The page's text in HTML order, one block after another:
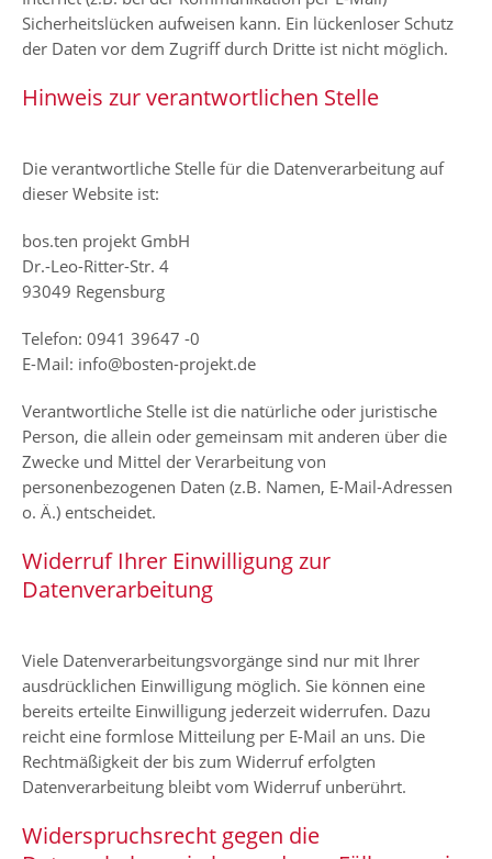
Sicherheitslücken aufweisen kann. Ein lückenloser Schutz
der Daten vor dem Zugriff durch Dritte ist nicht möglich.
Hinweis zur verantwortlichen Stelle
Die verantwortliche Stelle für die Datenverarbeitung auf
dieser Website ist:
bos.ten projekt GmbH
Dr.-Leo-Ritter-Str. 4
93049 Regensburg
Telefon: 0941 39647 -0
E-Mail: info@bosten-projekt.de
Verantwortliche Stelle ist die natürliche oder juristische
Person, die allein oder gemeinsam mit anderen über die
Zwecke und Mittel der Verarbeitung von
personenbezogenen Daten (z.B. Namen, E-Mail-Adressen
o. Ä.) entscheidet.
Widerruf Ihrer Einwilligung zur
Datenverarbeitung
Viele Datenverarbeitungsvorgänge sind nur mit Ihrer
ausdrücklichen Einwilligung möglich. Sie können eine
bereits erteilte Einwilligung jederzeit widerrufen. Dazu
reicht eine formlose Mitteilung per E-Mail an uns. Die
Rechtmäßigkeit der bis zum Widerruf erfolgten
Datenverarbeitung bleibt vom Widerruf unberührt.
Widerspruchsrecht gegen die